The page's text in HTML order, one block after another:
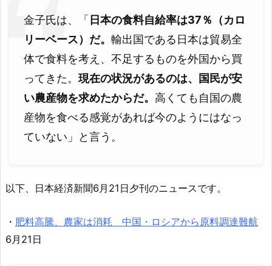
金子氏は、「日本の食料自給率は37％（カロ
リーベース）だ。 輸出国である日本は貿易全
体で食料を考え、不足するものを外国から買
ってきた。 現在の状況があるのは、国民が安
い農産物を求めたからだ。 高くても自国の農
産物を食べる感覚があれば今のようにはなっ
ていない」と言う。
以下、日本経済新聞6月21日夕刊のニュースです。
・ 肥料高騰、農家は消耗 中国・ロシアから原料調達難航
6月21日